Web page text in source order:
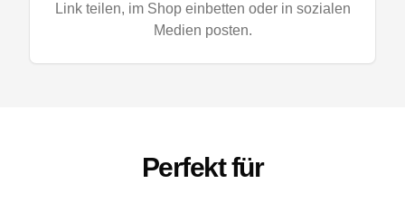
Link teilen, im Shop einbetten oder in sozialen
Medien posten.
Perfekt für